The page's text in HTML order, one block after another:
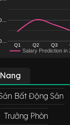
Salary Prediction in
Q1 Q2 Q3
Bất Động Sản
Trưởng Phòng